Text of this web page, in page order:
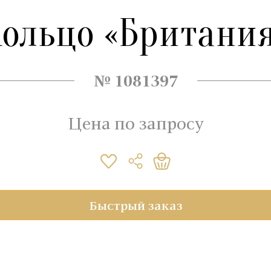
№ 1081397
Цена по запросу
Быстрый заказ